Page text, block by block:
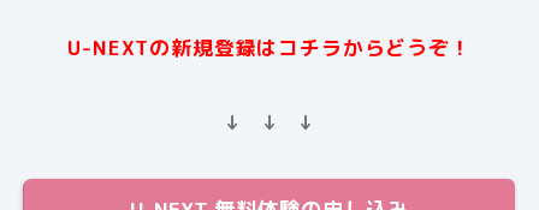
U-NEXTの新規登録はコチラからどうぞ！
↓ ↓ ↓